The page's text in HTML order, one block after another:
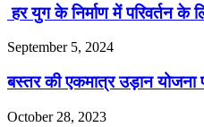
हर युग के निर्माण में परिवर्तन के
September 5, 2024
बस्तर की एकमात्र उड़ान
October 28, 2023